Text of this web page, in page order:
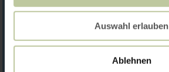
Auswahl erlauben
Ablehnen